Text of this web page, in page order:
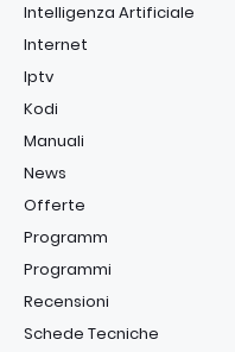
Intelligenza Artificiale
Internet
Iptv
Kodi
Manuali
News
Offerte
Programm
Programmi
Recensioni
Schede Tecniche